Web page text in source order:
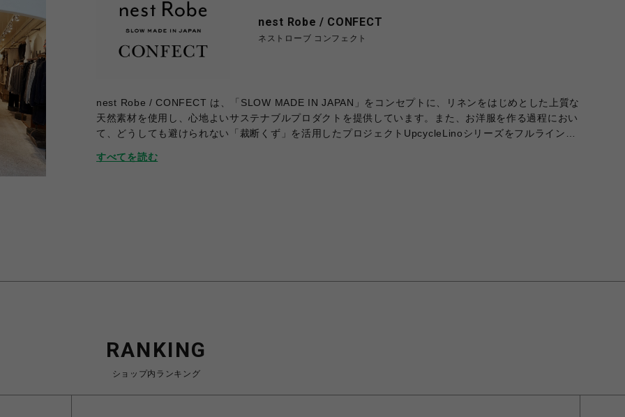
nest Robe / CONFECT
ネストローブ コンフェクト
nest Robe / CONFECT は、「SLOW MADE IN JAPAN」をコンセプトに、リネンをはじめとした上質な
天然素材を使用し、心地よいサステナブルプロダクトを提供しています。また、お洋服を作る過程におい
て、どうしても避けられない「裁断くず」を活用したプロジェクトUpcycleLinoシリーズをフルラインア
すべてを読む
RANKING
ショップ内ランキング